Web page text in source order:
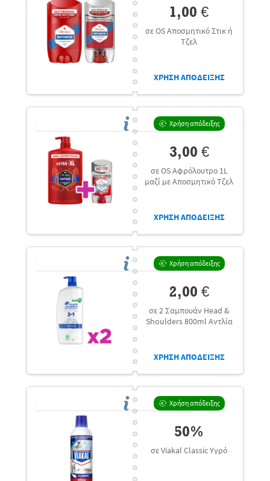
1,00 €
σε OS Αποσμητικό Στικ ή
Τζελ
ΧΡΗΣΗ ΑΠΟΔΕΙΞΗΣ
Χρήση απόδειξης
3,00 €
σε OS Αφρόλουτρο 1L
μαζί με Αποσμητικό Τζελ
ΧΡΗΣΗ ΑΠΟΔΕΙΞΗΣ
Χρήση απόδειξης
2,00 €
σε 2 Σαμπουάν Head &
Shoulders 800ml Αντλία
ΧΡΗΣΗ ΑΠΟΔΕΙΞΗΣ
Χρήση απόδειξης
50%
σε Viakal Classic Υγρό